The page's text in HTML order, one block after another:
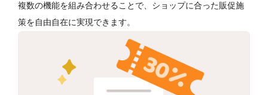
複数の機能を組み合わせることで、ショップに合った販促施
策を自由自在に実現できます。